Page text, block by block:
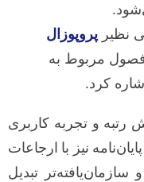
نظیر پروپوزال
مربوط به
کرد.
رتبه و تجربه کاربری
نیز با ارجاعات
سازمان‌یافته‌تر تبدیل